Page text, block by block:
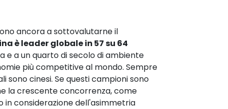
ancora a sottovalutarne il
è leader globale in 57 su 64
e a un quarto di secolo di ambiente
più competitive al mondo. Sempre
sono cinesi. Se questi campioni sono
la crescente concorrenza, come
in considerazione dell'asimmetria